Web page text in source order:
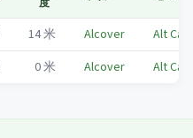
度
14米 Alcover
Alt
0米 Alcover Alt